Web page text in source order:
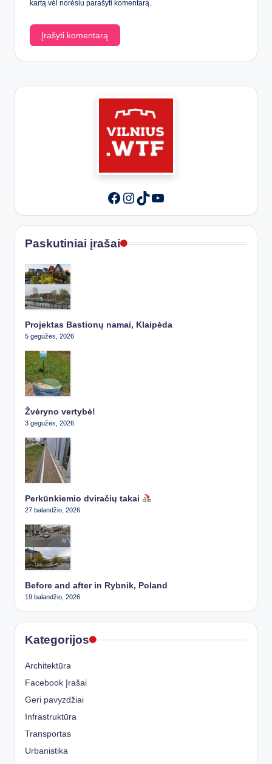
kartą vėl norėsiu parašyti komentarą.
Facebook
Instagram
TikTokYouTube
Paskutiniai įrašai
Projektas Bastionų namai, Klaipėda
5 gegužės, 2026
Žvėryno vertybė!
3 gegužės, 2026
Perkūnkiemio dviračių takai
27 balandžio, 2026
Before and after in Rybnik, Poland
19 balandžio, 2026
Kategorijos
Architektūra
Facebook Įrašai
Geri pavyzdžiai
Infrastruktūra
Transportas
Urbanistika